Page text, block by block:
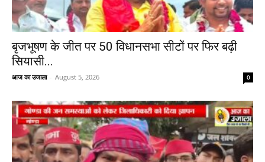
बृजभूषण के जीत पर 50 विधानसभा सीटों पर फिर बढ़ी
सियासी...
आज का उजाला - August 5, 2026 0